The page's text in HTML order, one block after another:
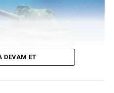
DEVAM ET